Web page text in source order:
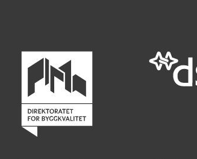
Når du skriver spørsmålet
deg vår mest relevante